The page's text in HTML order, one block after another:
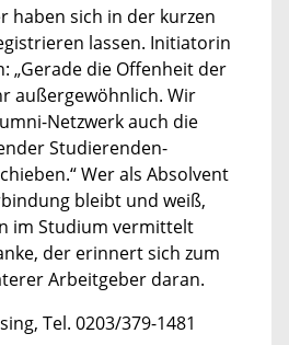
haben sich in der kurzen
lassen. Initiatorin
„Gerade die Offenheit der
außergewöhnlich. Wir
Netzwerk auch die
Studierenden-
Wer als Absolvent
bleibt und weiß,
im Studium vermittelt
der erinnert sich zum
Arbeitgeber daran.
Tel. 0203/379-1481